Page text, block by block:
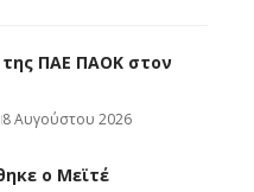
ΠΑΕ ΠΑΟΚ στον
8 Αυγούστου 2026
ο Μεϊτέ